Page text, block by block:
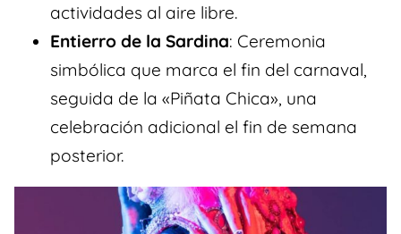
actividades al aire libre.
Entierro de la Sardina: Ceremonia
simbólica que marca el fin del carnaval,
seguida de la «Piñata Chica», una
celebración adicional el fin de semana
posterior.